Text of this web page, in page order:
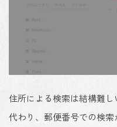
住所による検索は結構難
代わり、郵便番号での検索